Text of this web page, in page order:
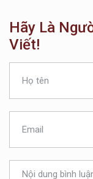
Hãy Là
Viết!